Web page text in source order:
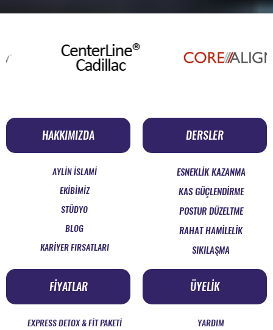
HAKKIMIZDA
AYLİN İSLAMİ
EKİBİMİZ
STÜDYO
BLOG
KARİYER FIRSATLARI
DERSLER
ESNEKLİK KAZANMA
KAS GÜÇLENDİRME
POSTUR DÜZELTME
RAHAT HAMİLELİK
SIKILAŞMA
FİYATLAR
EXPRESS DETOX & FIT PAKETI
ÜYELİK
YARDIM